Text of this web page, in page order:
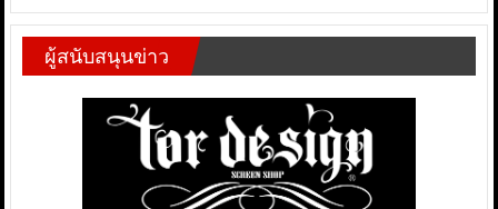
ผู้สนับสนุนข่าว